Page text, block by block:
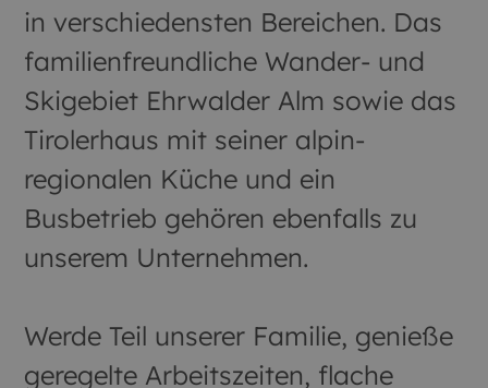
in verschiedensten Bereichen. Das
familienfreundliche Wander- und
Skigebiet Ehrwalder Alm sowie das
Tirolerhaus mit seiner alpin-
regionalen Küche und ein
Busbetrieb gehören ebenfalls zu
unserem Unternehmen.
Werde Teil unserer Familie, genieße
geregelte Arbeitszeiten, flache